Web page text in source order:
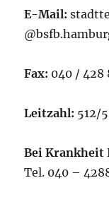
E-Mail:
Fax: 040 / 428
Leitzahl: 512/
Bei Krankheit
Tel. 040 –